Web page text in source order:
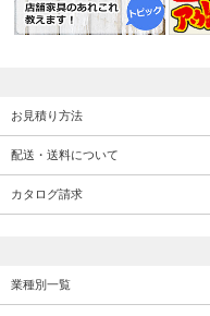
お見積り方法
配送・送料について
カタログ請求
業種別一覧